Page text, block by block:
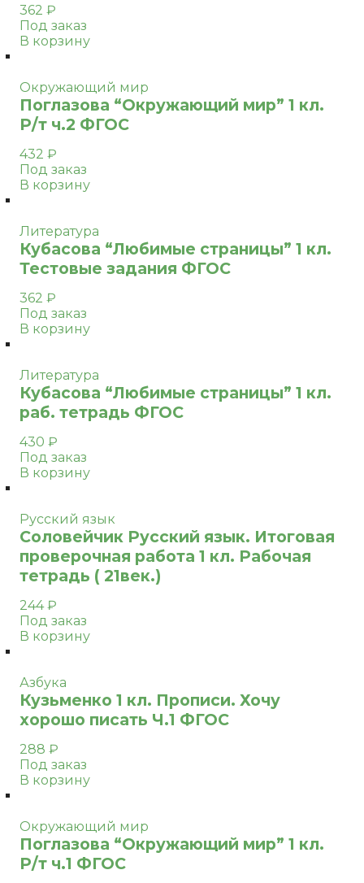
362 ₽
Под заказ
В корзину
Окружающий мир
Поглазова “Окружающий мир” 1 кл.
Р/т ч.2 ФГОС
432 ₽
Под заказ
В корзину
Литература
Кубасова “Любимые страницы” 1 кл.
Тестовые задания ФГОС
362 ₽
Под заказ
В корзину
Литература
Кубасова “Любимые страницы” 1 кл.
раб. тетрадь ФГОС
430 ₽
Под заказ
В корзину
Русский язык
Соловейчик Русский язык. Итоговая
проверочная работа 1 кл. Рабочая
тетрадь ( 21век.)
244₽
Под заказ
В корзину
Азбука
Кузьменко 1 кл. Прописи. Хочу
хорошо писать Ч.1 ФГОС
288 ₽
Под заказ
В корзину
Окружающий мир
Поглазова “Окружающий мир” 1 кл.
Р/т ч.1 ФГОС